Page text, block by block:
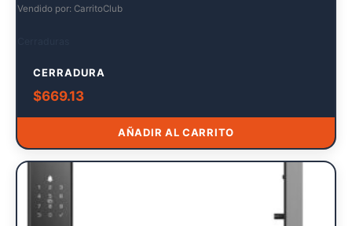
Vendido por: CarritoClub
CERRADURA
$669.13
AÑADIR AL CARRITO